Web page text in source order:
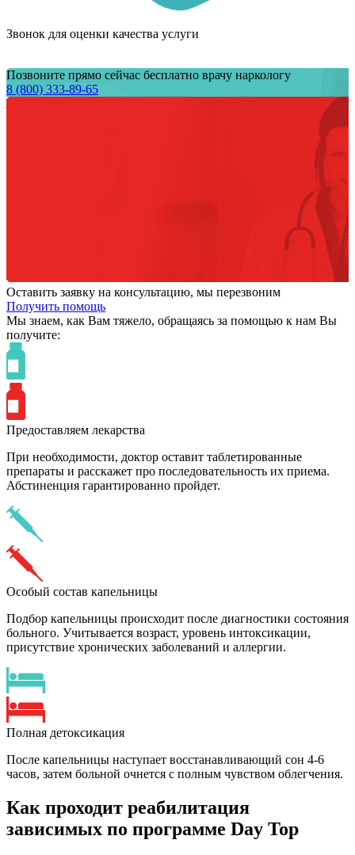
Звонок для оценки качества услуги
Позвоните прямо сейчас бесплатно врачу наркологу
8 (800) 333-89-65
Оставить заявку на консультацию, мы перезвоним
Получить помощь
Мы знаем, как Вам тяжело, обращаясь за помощью к нам Вы
получите:
Предоставляем лекарства
При необходимости, доктор оставит таблетированные
препараты и расскажет про последовательность их приема.
Абстиненция гарантированно пройдет.
Особый состав капельницы
Подбор капельницы происходит после диагностики состояния
больного. Учитывается возраст, уровень интоксикации,
присутствие хронических заболеваний и аллергии.
Полная детоксикация
После капельницы наступает восстанавливающий сон 4-6
часов, затем больной очнется с полным чувством облегчения.
Как проходит реабилитация
зависимых по программе Day Top